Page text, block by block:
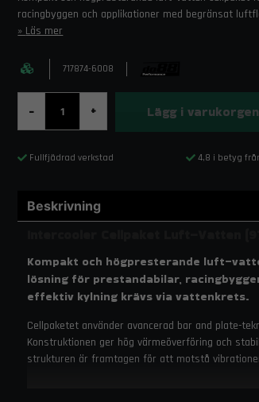
racingbyggen och applikationer med begränsat
Läs mer
717874-6008
- + Lägg i varukorgen
Fullfjädrad verkstad 4,8 i betyg
Beskrivning
Kompakt och högpresterande
lösning för prestandabilar,
effektiv kylning krävs via vattenkrets.
Cellpaketet använder avancerad bar and plate-
Konstruktionen ger hög värmeöverföring och
strukturen är framtagen för att motstå